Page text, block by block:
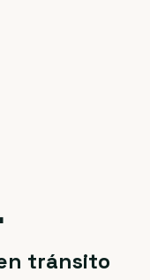
tránsito